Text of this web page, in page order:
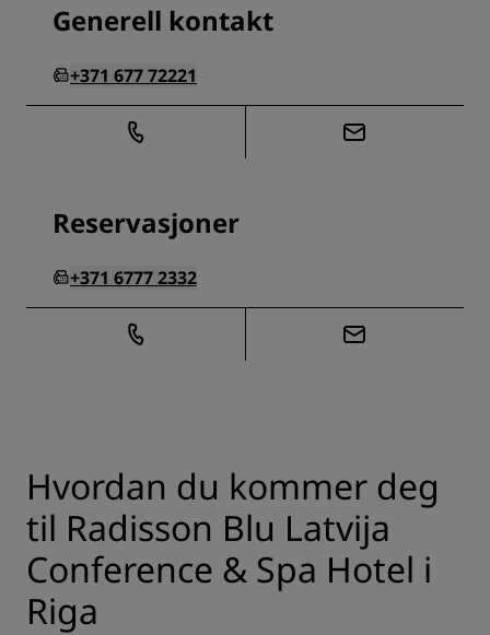
Generell kontakt
+371 677 72221
Reservasjoner
+371 6777 2332
Hvordan du kommer deg
til Radisson Blu Latvija
Conference & Spa Hotel i
Riga